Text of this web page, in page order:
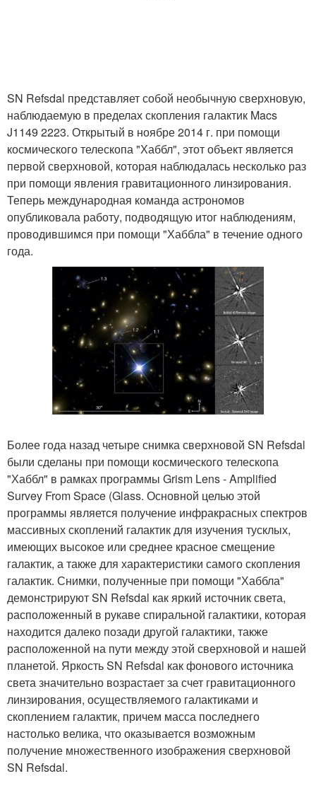
SN Refsdal представляет собой необычную сверхновую,
наблюдаемую в пределах скопления галактик Macs
J1149 2223. Открытый в ноябре 2014 г. при помощи
космического телескопа "Хаббл", этот объект является
первой сверхновой, которая наблюдалась несколько раз
при помощи явления гравитационного линзирования.
Теперь международная команда астрономов
опубликовала работу, подводящую итог наблюдениям,
проводившимся при помощи "Хаббла" в течение одного
года.
Более года назад четыре снимка сверхновой SN Refsdal
были сделаны при помощи космического телескопа
"Хаббл" в рамках программы Grism Lens - Amplified
Survey From Space (Glass. Основной целью этой
программы является получение инфракрасных спектров
массивных скоплений галактик для изучения тусклых,
имеющих высокое или среднее красное смещение
галактик, а также для характеристики самого скопления
галактик. Снимки, полученные при помощи "Хаббла"
демонстрируют SN Refsdal как яркий источник света,
расположенный в рукаве спиральной галактики, которая
находится далеко позади другой галактики, также
расположенной на пути между этой сверхновой и нашей
планетой. Яркость SN Refsdal как фонового источника
света значительно возрастает за счет гравитационного
линзирования, осуществляемого галактиками и
скоплением галактик, причем масса последнего
настолько велика, что оказывается возможным
получение множественного изображения сверхновой
SN Refsdal.